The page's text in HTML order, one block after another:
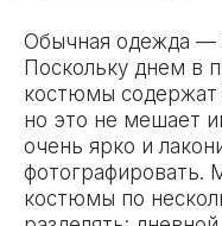
Обычная одежда —
Поскольку днем в
костюмы
но это не мешает
очень ярко и
фотографировать.
костюмы по